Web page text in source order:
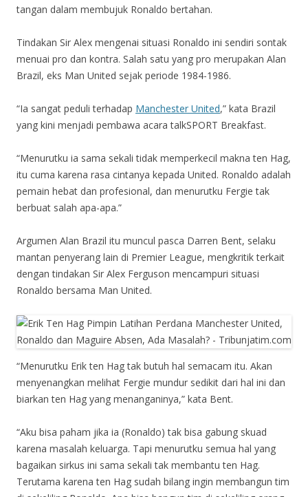
tangan dalam membujuk Ronaldo bertahan.
Tindakan Sir Alex mengenai situasi Ronaldo ini sendiri sontak
menuai pro dan kontra. Salah satu yang pro merupakan Alan
Brazil, eks Man United sejak periode 1984-1986.
“Ia sangat peduli terhadap Manchester United,” kata Brazil
yang kini menjadi pembawa acara talkSPORT Breakfast.
“Menurutku ia sama sekali tidak memperkecil makna ten Hag,
itu cuma karena rasa cintanya kepada United. Ronaldo adalah
pemain hebat dan profesional, dan menurutku Fergie tak
berbuat salah apa-apa.”
Argumen Alan Brazil itu muncul pasca Darren Bent, selaku
mantan penyerang lain di Premier League, mengkritik terkait
dengan tindakan Sir Alex Ferguson mencampuri situasi
Ronaldo bersama Man United.
“Menurutku Erik ten Hag tak butuh hal semacam itu. Akan
menyenangkan melihat Fergie mundur sedikit dari hal ini dan
biarkan ten Hag yang menanganinya,” kata Bent.
“Aku bisa paham jika ia (Ronaldo) tak bisa gabung skuad
karena masalah keluarga. Tapi menurutku semua hal yang
bagaikan sirkus ini sama sekali tak membantu ten Hag.
Terutama karena ten Hag sudah bilang ingin membangun tim